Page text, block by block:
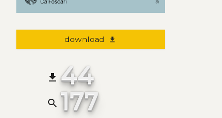
download file_download
file_download 44
search 177